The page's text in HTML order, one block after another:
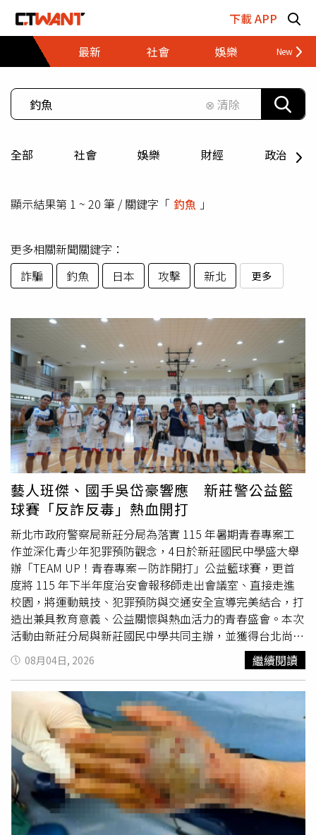
下載 APP
最新
社會 娛樂 財經
⊗ 清除
全部 社會 娛樂 財經 政治
顯示結果第 1 ~ 20 筆 / 關鍵字「 釣魚 」
更多相關新聞關鍵字：
詐騙
釣魚 日本 攻擊 新北 更多
藝人班傑、國手吳岱豪響應 新莊警公益籃
球賽「反詐反毒」熱血開打
新北市政府警察局新莊分局為落實 115 年暑期青春專案工
作並深化青少年犯罪預防觀念，4日於新莊國民中學盛大舉
辦「TEAM UP！青春專案－防詐開打」公益籃球賽，更首
度將 115 年下半年度治安會報移師走出會議室、直接走進
校園，將運動競技、犯罪預防與交通安全宣導完美結合，打
造出兼具教育意義、公益關懷與熱血活力的青春盛會。本次
活動由新莊分局與新莊國民中學共同主辦，並獲得台北尚德
BMW 及新北中信特攻籃球隊的熱情響應，共同推廣青少年
正當休閒活動，鼓勵青年朋友透過球類運動培養團隊合作、
自我紀律及正向價值觀，進而遠離各類犯罪誘惑。活動特別
邀請到藝人班傑以及籃球國手吳岱豪蒞臨共襄盛舉，與現場
青年朋友親切分享運動精神與健康生活理念；此外，台灣國
際反詐騙協會理事長王珮蓓也率領團隊進行專業識詐宣導，
重點提醒民眾如何防範假投資、高薪海外打工誘騙、簡訊
釣
魚連結等新型態詐騙手法，實質提升全民識詐免疫力。比賽
現場除了安排青少年組與成年組的交流賽外，更規劃女子交
流賽及「豪傑交流賽」，促進不同世代與不同領域間的熱絡
互動，展現運動無界、公益同行的精神。現場同時設置交通
08月04日, 2026 繼續閱讀